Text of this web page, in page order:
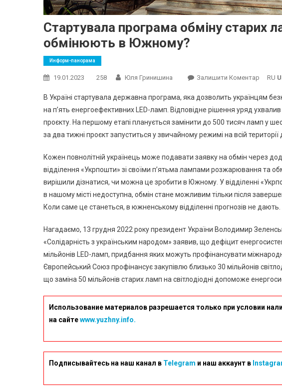
Стартувала програма обміну старих
обмінюють в Южному?
Информ-панорама
19.01.2023 258 Юля Гринишина Залишити Коментар
Обміну
Старих
Ламп
LED-
Лампи:
Чи
RU
В Україні стартувала державна програма, яка дозволить українцям
на п’ять енергоефективних LED-ламп. Відповідне рішення уряд ухвалив
проєкту. На першому етапі планується замінити до 500 тисяч ламп у
за два тижні проєкт запуститься у звичайному режимі на всій території
Кожен повнолітній українець може подавати заявку на обмін через
відділення «Укрпошти» зі своїми п’ятьма лампами розжарювання та
вирішили дізнатися, чи можна це зробити в Южному. У відділенні
в нашому місті недоступна, обмін стане можливим тільки після
Коли саме це станеться, в южненському відділенні прогнозів не дають.
Нагадаємо, 13 грудня 2022 року президент України Володимир
«Солідарність з українським народом» заявив, що дефіцит
мільйонів LED-ламп, придбання яких можуть профінансувати
Європейський Союз профінансує закупівлю близько 30 мільйонів
що заміна 50 мільйонів старих ламп на світлодіодні допоможе
Использование материалов разрешается только при условии
на сайтеwww.yuzhny.info.
Подписывайтесь на наш канал в Telegram и наш аккаунт в